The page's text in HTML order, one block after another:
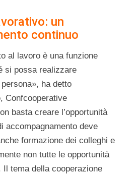
un
continuo
al lavoro è una funzione
si possa realizzare
ha detto
, Confcooperative
basta creare l’opportunità
accompagnamento deve
formazione dei colleghi e
non tutte le opportunità
Il tema della cooperazione